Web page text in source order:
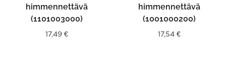
himmennettävä
(1101003000)
17,49 €
himmennettävä
(1001000200)
17,54 €